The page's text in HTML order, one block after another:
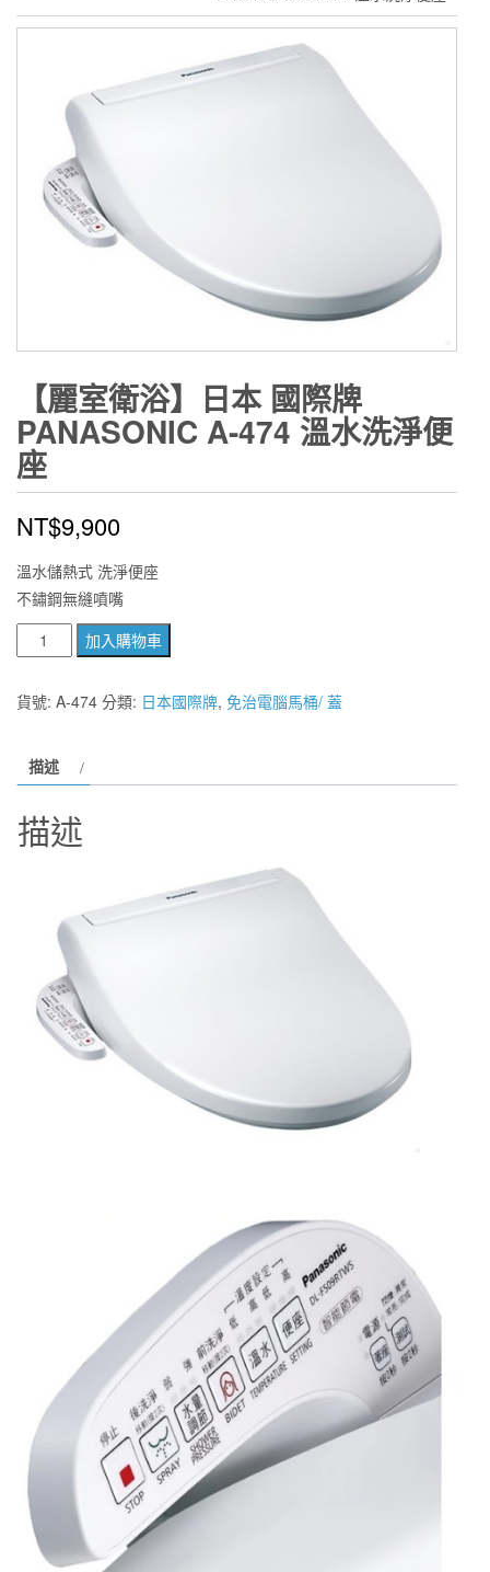
【麗室衛浴】日本 國際牌
PANASONIC A-474 溫水洗淨便
座
NT$9,900
溫水儲熱式 洗淨便座
不鏽鋼無縫噴嘴
【麗
室
衛
本
際
加入購物車
貨號: A-474 分類: 日本國際牌, 免治電腦馬桶/ 蓋
描述
描述